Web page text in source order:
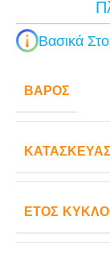
Βασικά
ΒΆΡΟΣ
ΈΤΟΣ